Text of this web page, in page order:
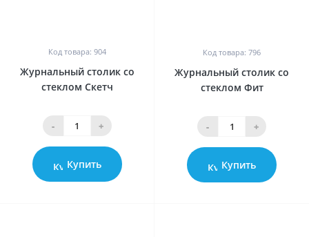
Код товара: 904
Журнальный столик со
стеклом Скетч
- +
Купить
Код товара: 796
Журнальный столик со
стеклом Фит
- +
Купить